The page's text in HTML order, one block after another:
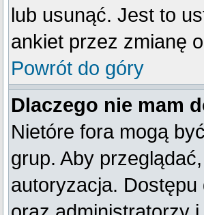
lub usunąć. Jest to
ankiet przez zmianę
Powrót do góry
Dlaczego nie mam
Nietóre fora mogą
grup. Aby
autoryzacja.